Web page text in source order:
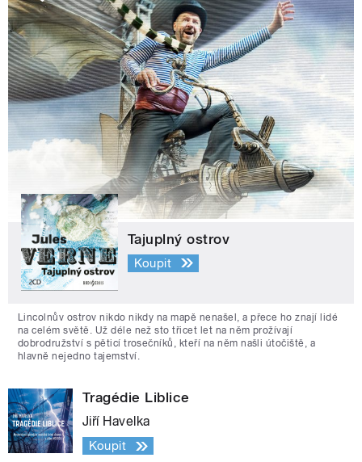
Tajuplný ostrov
Koupit
Lincolnův ostrov nikdo nikdy na mapě nenašel, a přece ho znají lidé
na celém světě. Už déle než sto třicet let na něm prožívají
dobrodružství s pěticí trosečníků, kteří na něm našli útočiště, a
hlavně nejedno tajemství.
Tragédie Liblice
Jiří Havelka
Koupit